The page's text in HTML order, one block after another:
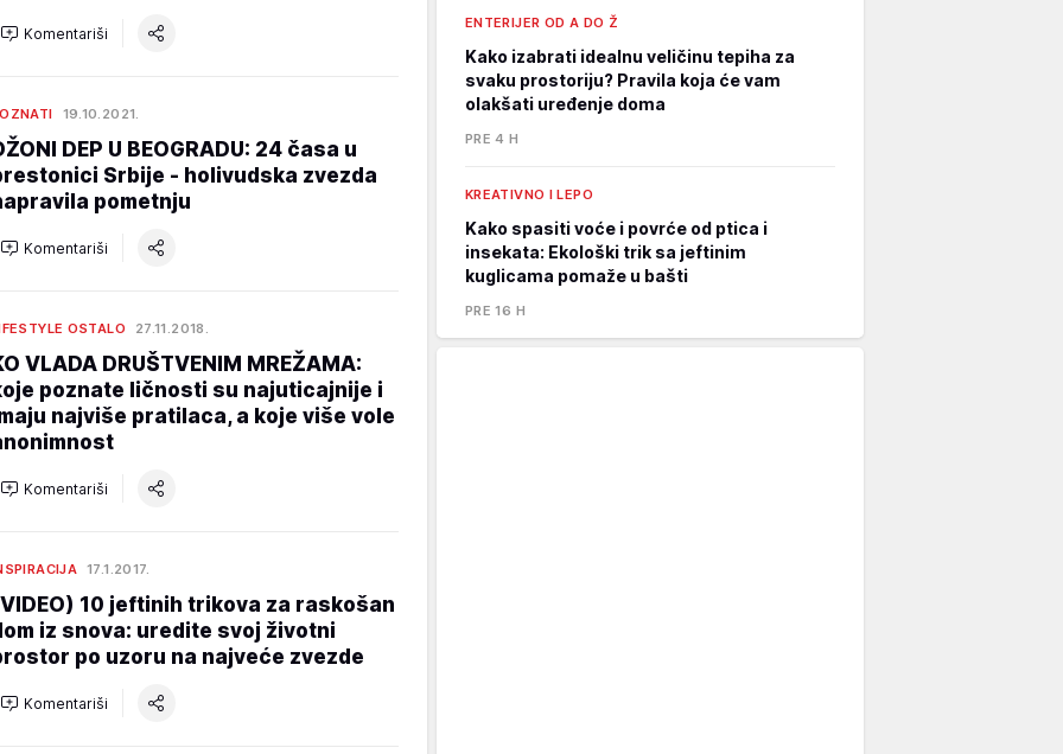
Komentariši
19.10.2021.
DEP U BEOGRADU: 24 časa u
Srbije - holivudska zvezda
pometnju
Komentariši
OSTALO 27.11.2018.
VLADA DRUŠTVENIM MREŽAMA:
poznate ličnosti su najuticajnije i
najviše pratilaca, a koje više vole
Komentariši
17.1.2017.
10 jeftinih trikova za raskošan
iz snova: uredite svoj životni
po uzoru na najveće zvezde
Komentariši
ENTERIJER OD A DO Ž
Kako izabrati idealnu veličinu tepiha za
svaku prostoriju? Pravila koja će vam
olakšati uređenje doma
PRE 4 H
KREATIVNO I LEPO
Kako spasiti voće i povrće od ptica i
insekata: Ekološki trik sa jeftinim
kuglicama pomaže u bašti
PRE 16 H